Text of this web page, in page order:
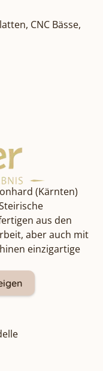
CNC Bässe,
(Kärnten)
aus den
aber auch mit
einzigartige